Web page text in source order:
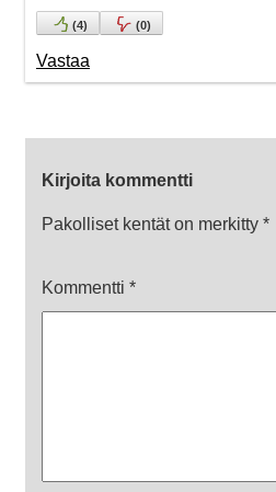
(4) (0)
Vastaa
Kirjoita kommentti
Pakolliset kentät on merkitty *
Kommentti *